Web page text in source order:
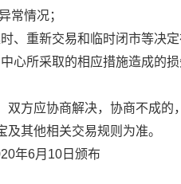
常情况；
、重新交易和临时闭市等决
心所采取的相应措施造成的
双方应协商解决，协商不成
其他相关交易规则为准。
年6月10日颁布